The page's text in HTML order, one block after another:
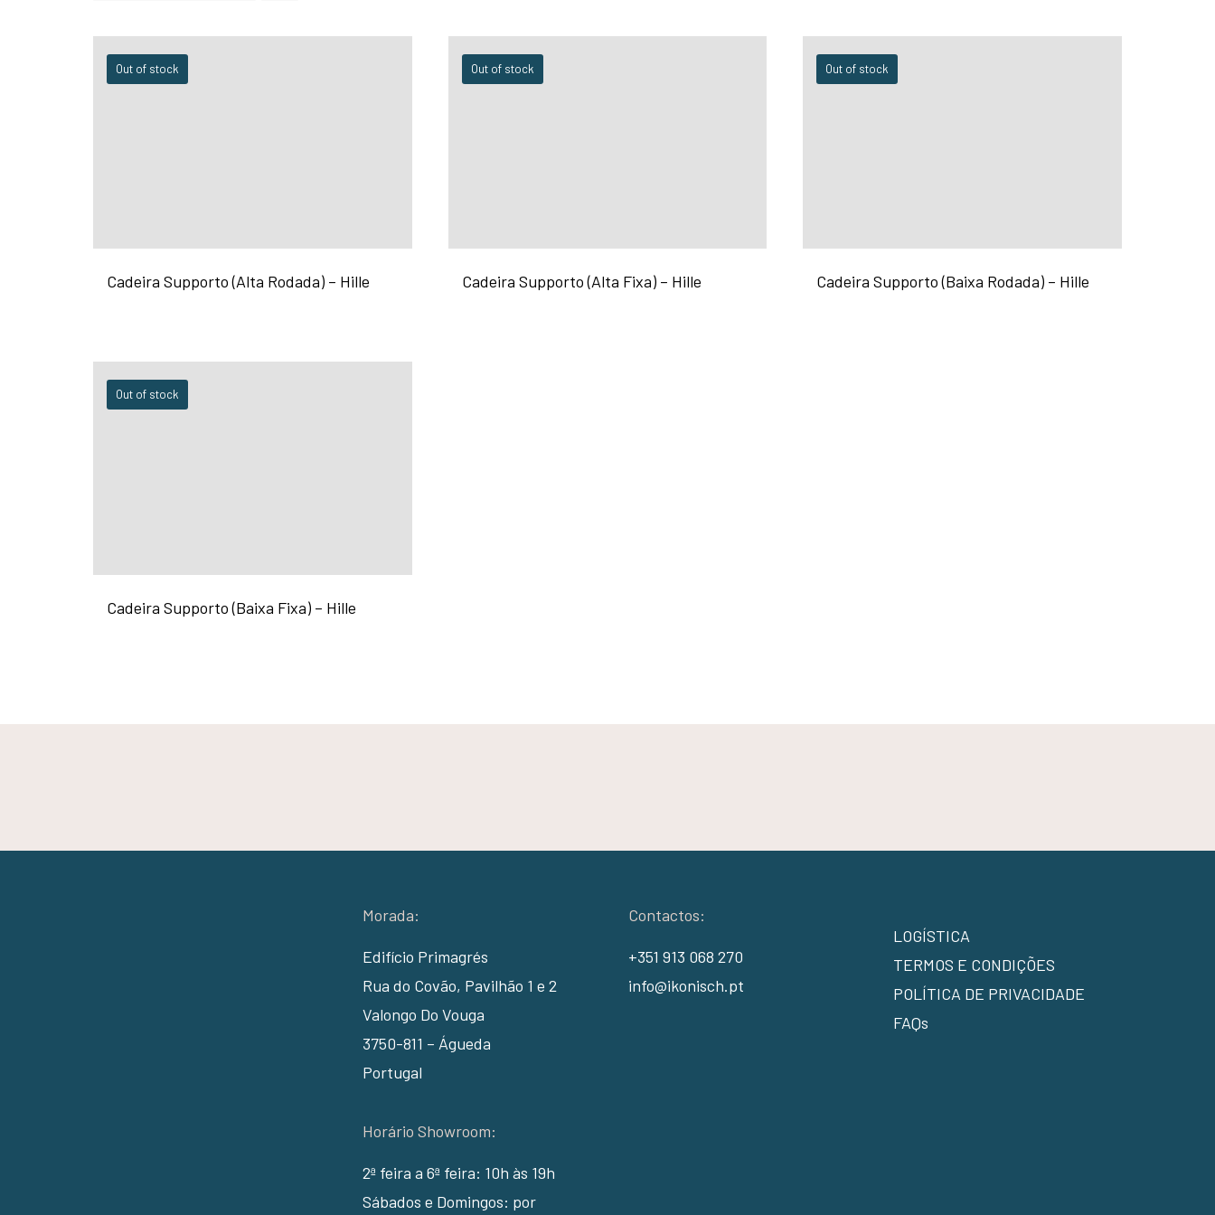
Out of stock
Cadeira Supporto (Alta Rodada) – Hille
Out of stock
Cadeira Supporto (Alta Fixa) – Hille
Out of stock
Cadeira Supporto (Baixa Rodada) – Hille
Out of stock
Cadeira Supporto (Baixa Fixa) – Hille
Morada:
Edifício Primagrés
Rua do Covão, Pavilhão 1 e 2
Valongo Do Vouga
3750-811 – Águeda
Portugal
Horário Showroom:
2ª feira a 6ª feira: 10h às 19h
Sábados e Domingos: por
Contactos:
+351 913 068 270
info@ikonisch.pt
LOGÍSTICA
TERMOS E CONDIÇÕES
POLÍTICA DE PRIVACIDADE
FAQs